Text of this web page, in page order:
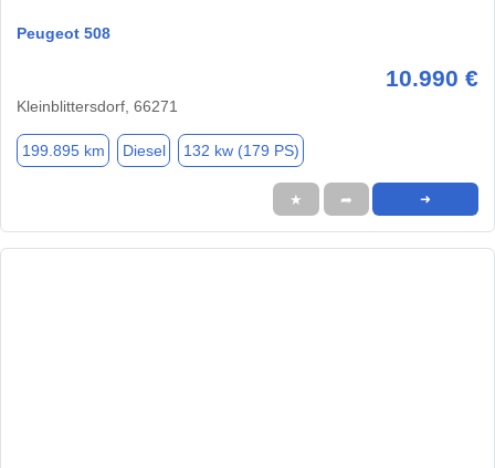
Peugeot 508
10.990 €
Kleinblittersdorf, 66271
199.895 km Diesel 132 kw (179 PS)
★ ➦ ➜